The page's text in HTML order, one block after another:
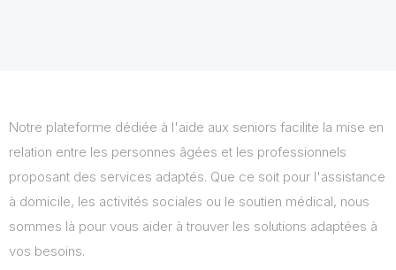
Notre plateforme dédiée à l'aide aux seniors facilite la mise en
relation entre les personnes âgées et les professionnels
proposant des services adaptés. Que ce soit pour l'assistance
à domicile, les activités sociales ou le soutien médical, nous
sommes là pour vous aider à trouver les solutions adaptées à
vos besoins.